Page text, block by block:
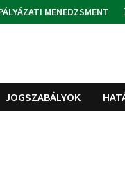
MENEDZSMENT
JOGSZABÁLYOK